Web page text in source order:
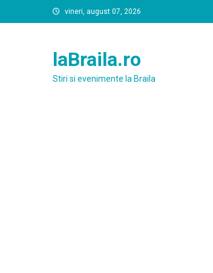
to
vineri, august 07, 2026
laBraila.ro
Stiri si evenimente la Braila